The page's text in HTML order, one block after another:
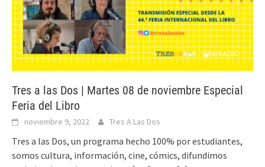
Tres a las Dos | Martes 08 de noviembre Especial
Feria del Libro
noviembre 9, 2022 Tres A Las Dos
Tres a las Dos, un programa hecho 100% por estudiantes,
somos cultura, información, cine, cómics, difundimos